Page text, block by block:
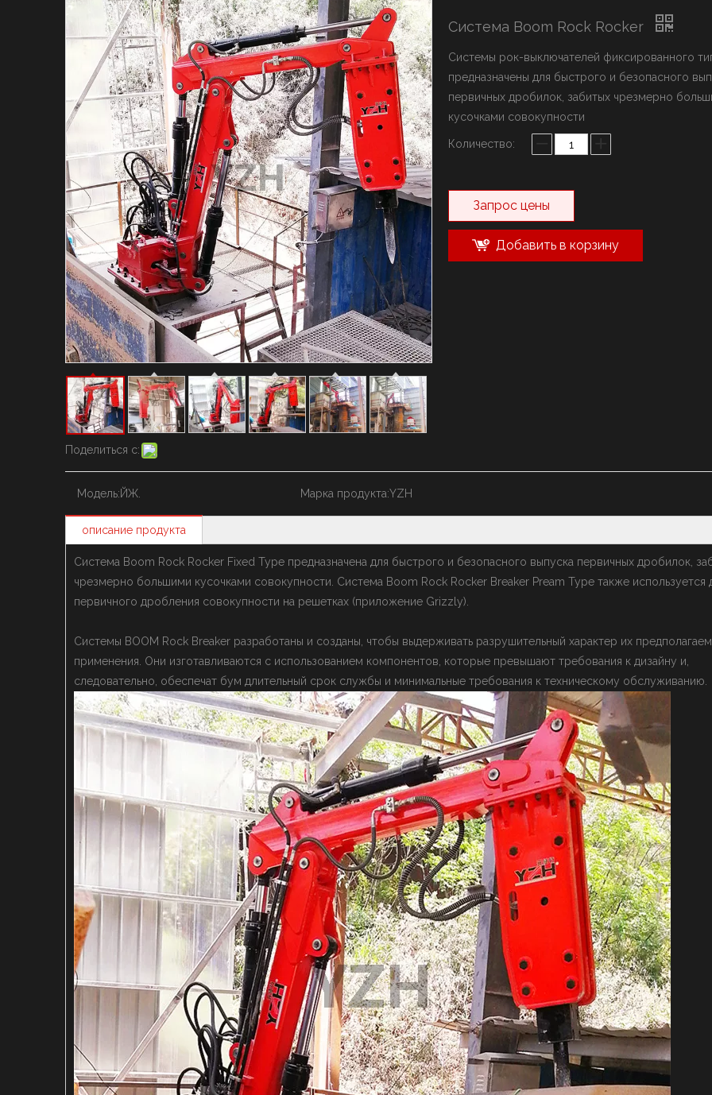
Гидравлический выключатель марки YZH
Гидравлический молот марки Rammer
Индивидуальная система стрел
Поделиться с:
Система Boom Rock Rocker
Системы рок-выключателей фиксированного
предназначены для быстрого и безопасного
первичных дробилок, забитых чрезмерно
кусочками совокупности
Количество:
Запрос цены
Добавить в корзину
Модель:ЙЖ. Марка продукта:YZH
описание продукта
Система Boom Rock Rocker Fixed Type предназначена для быстрого и безопасного выпуска первичных дробилок,
чрезмерно большими кусочками совокупности. Система Boom Rock Rocker Breaker Pream Type также используется
первичного дробления совокупности на решетках (приложение Grizzly).
Системы BOOM Rock Breaker разработаны и созданы, чтобы выдерживать разрушительный характер их
применения. Они изготавливаются с использованием компонентов, которые превышают требования к дизайну и,
следовательно, обеспечат бум длительный срок службы и минимальные требования к техническому обслуживанию.